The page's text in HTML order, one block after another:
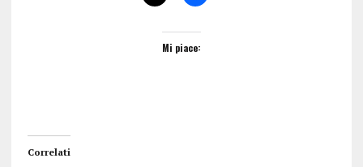
Mi piace:
Correlati